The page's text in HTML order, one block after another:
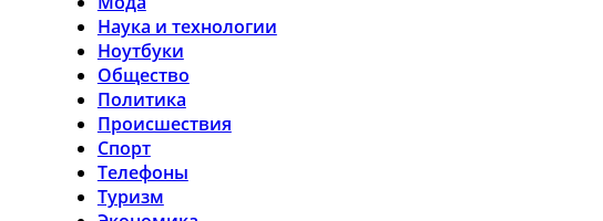
Наука и технологии
Ноутбуки
Общество
Политика
Происшествия
Спорт
Телефоны
Туризм